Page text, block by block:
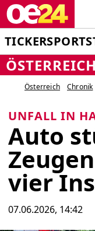
TICKERSPORT
ÖSTERREICH
Österreich Chronik
UNFALL IN
Auto
vier
07.06.2026, 14:42